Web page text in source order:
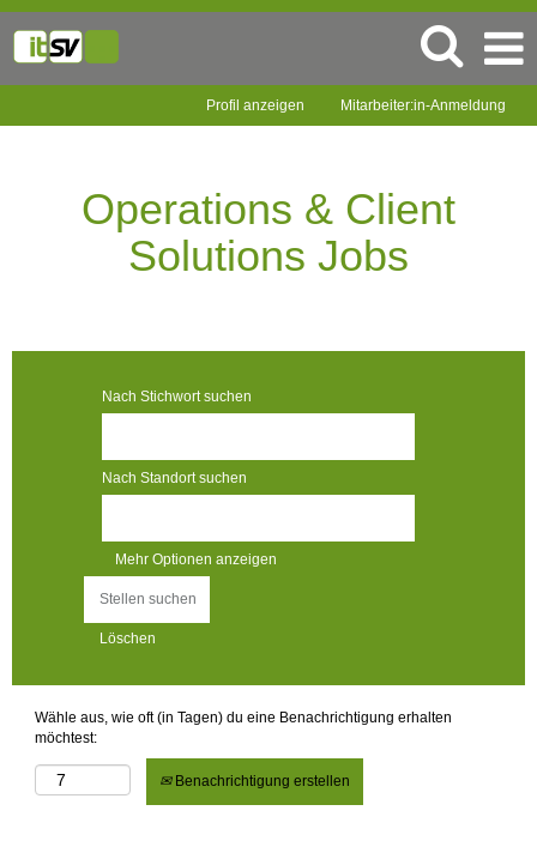
Profil anzeigen Mitarbeiter:in-Anmeldung
SolutionsOperations & Client
Solutions Jobs
Nach Stichwort suchen
Nach Standort suchen
Mehr Optionen anzeigen
Löschen
Wähle aus, wie oft (in Tagen) du eine Benachrichtigung erhalten
möchtest:
Benachrichtigung erstellen